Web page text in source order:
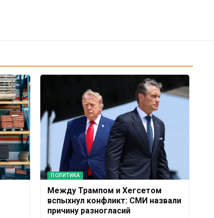
ПОЛИТИКА
Между Трампом и Хегсетом
вспыхнул конфликт: СМИ назвали
причину разногласий